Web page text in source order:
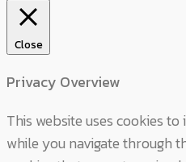
Close
Privacy Overview
This website uses cookies
while you navigate through